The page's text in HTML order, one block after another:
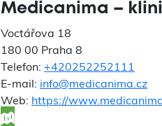
Medicanima –
Voctářova 18
180 00 Praha 8
Telefon: +420252252111
E-mail: info@medicanima.cz
Web: https://